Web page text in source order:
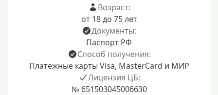
Возраст:
от 18 до 75 лет
Документы:
Паспорт РФ
Способ получения:
Платежные карты Visa, MasterCard и МИР
Лицензия ЦБ:
№ 651503045006630